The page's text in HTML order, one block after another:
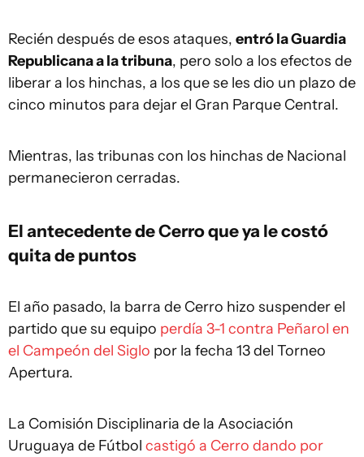
Recién después de esos ataques, entró la Guardia
Republicana a la tribuna, pero solo a los efectos de
liberar a los hinchas, a los que se les dio un plazo de
cinco minutos para dejar el Gran Parque Central.
Mientras, las tribunas con los hinchas de Nacional
permanecieron cerradas.
El antecedente de Cerro que ya le costó
quita de puntos
El año pasado, la barra de Cerro hizo suspender el
partido que su equipo perdía 3-1 contra Peñarol en
el Campeón del Siglo por la fecha 13 del Torneo
Apertura.
La Comisión Disciplinaria de la Asociación
Uruguaya de Fútbol castigó a Cerro dando por